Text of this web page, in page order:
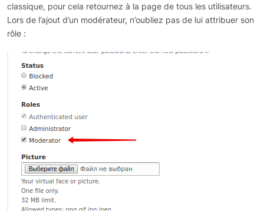
classique, pour cela retournez à la page de tous les utilisateurs.
Lors de l’ajout d’un modérateur, n’oubliez pas de lui attribuer son
rôle :